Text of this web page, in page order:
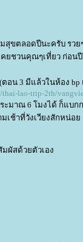
สุขตลอดปีนะครับ รวย
ยชวนคุณๆเที่ยว ก่อน
อน 3 มีแล้วในห้อง bp
thai-lao-trip-2th/
ะมาณ 6 โมงได้ ก็แบก
ช้าที่วังเวียงสักหน่อ
ผัสด้วยตัวเอง